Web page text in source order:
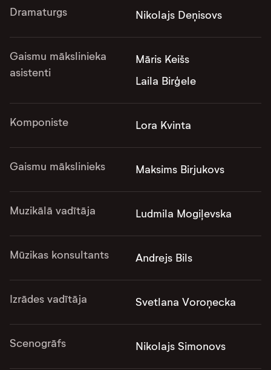
Dramaturgs Nikolajs Deņisovs
Gaismu mākslinieka
asistenti
Māris Keišs
Laila Birģele
Komponiste Lora Kvinta
Gaismu mākslinieks Maksims Birjukovs
Muzikālā vadītāja Ludmila Mogiļevska
Mūzikas konsultants Andrejs Bils
Izrādes vadītāja Svetlana Voroņecka
Scenogrāfs Nikolajs Simonovs